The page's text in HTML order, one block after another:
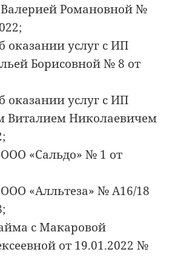
Романовной №
оказании услуг с ИП
Борисовной № 8 от
оказании услуг с ИП
Виталием Николаевичем
«Сальдо» № 1 от
«Алльтеза» № А16/18
с Макаровой
от 19.01.2022 №